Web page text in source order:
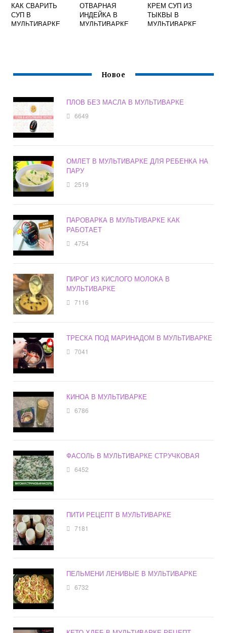
КАК СВАРИТЬ
СУП В
МУЛЬТИВАРКЕ
ОТВАРНАЯ
ИНДЕЙКА В
МУЛЬТИВАРКЕ
КРЕМ СУП ИЗ
ТЫКВЫ В
МУЛЬТИВАРКЕ
Новое
ПЛОВ БЕЗ МАСЛА В МУЛЬТИВАРКЕ
6649
ОМЛЕТ В МУЛЬТИВАРКЕ ДЛЯ РЕБЕНКА НА
ПАРУ
2519
ПАРОВАРКА В МУЛЬТИВАРКЕ КАК
РАБОТАЕТ
4754
ПИРОГ ИЗ КИСЛОГО МОЛОКА В
МУЛЬТИВАРКЕ
7116
ТРЕСКА ПОД МАРИНАДОМ В МУЛЬТИВАРКЕ
7041
КИНОА В МУЛЬТИВАРКЕ
6786
ФАСОЛЬ В МУЛЬТИВАРКЕ СТРУЧКОВАЯ
6452
ПИТИ РЕЦЕПТ В МУЛЬТИВАРКЕ
7181
ПЕЛЬМЕНИ ЛЕНИВЫЕ В МУЛЬТИВАРКЕ
6732